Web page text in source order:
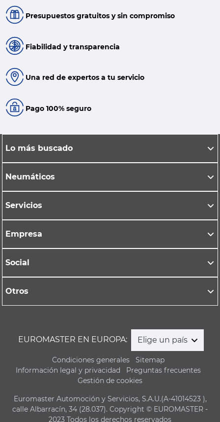
Presupuestos gratuitos y sin compromiso
Fiabilidad y transparencia
Una red de expertos a tu servicio
Pago 100% seguro
Lo más buscado
Neumáticos
Servicios
Empresa
Social
Otros
EUROMASTER EN EUROPA: Elige un país
Condiciones generales
Sitemap
Información legal y privacidad
Preguntas frecuentes
Gestión de cookies
Euromaster Automoción y Servicios, S.A.U.(A-41014523 ),
calle Albarracín, 34 (28.037). Copyright © EUROMASTER -
2023 Todos los derechos reservados